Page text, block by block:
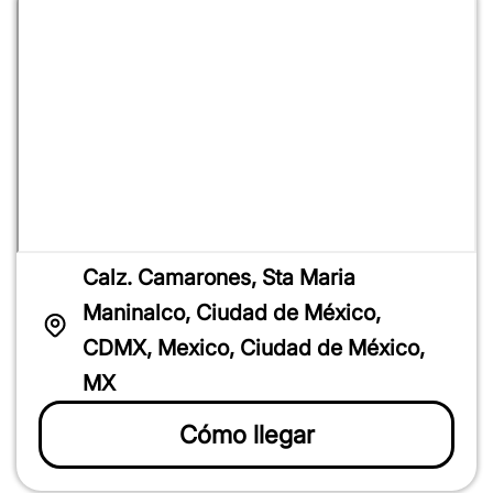
Calz. Camarones, Sta Maria
Maninalco, Ciudad de México,
CDMX, Mexico, Ciudad de México,
MX
Cómo llegar